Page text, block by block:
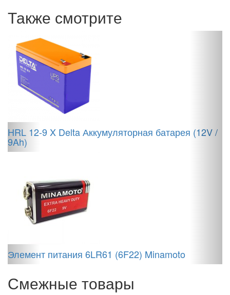
Также смотрите
HRL 12-9 X Delta Аккумуляторная батарея (12V /
9Ah)
Элемент питания 6LR61 (6F22) Minamoto
Смежные товары